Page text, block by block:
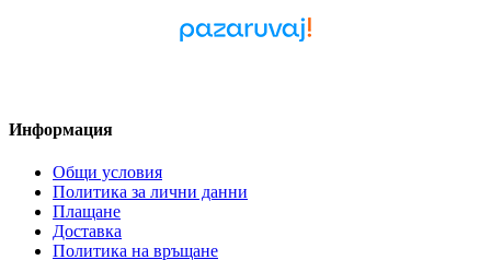
Информация
Общи условия
Политика за лични данни
Плащане
Доставка
Политика на връщане